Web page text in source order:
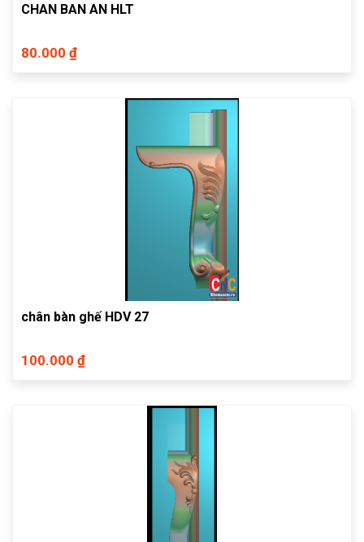
CHAN BAN AN HLT
80.000 ₫
chân bàn ghế HDV 27
100.000 ₫